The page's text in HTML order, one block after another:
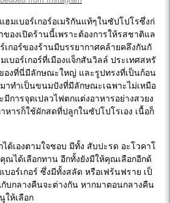
มเบอร์เกอร์อเมริกันแท้ๆในซัปโปโรซึ่งก่
ของเปิดร้านนี้เพราะต้องการให้รสชาติแล
เกอร์ของร้านมีบรรยากาศคล้ายคลึงกันกั
เบอร์เกอร์ที่เมืองแจ็กสันวิลล์ ประเทศสหรั
ของที่นี่มีลักษณะใหญ่ และรูปทรงที่เป็นก้อน
าทำเป็นขนมปังที่มีลักษณะเฉพาะไม่เหมือ
การจุดเปลวไฟตกแต่งอาหารอย่างสวยง
หารก็ใช้ผักสดที่ปลูกในซัปโปโรเอง เนื้อก็
ด้เองตามใจชอบ มีทั้ง สับปะรด อะโวคาโ
ณได้เลือกทาน อีกทั้งยังมีให้คุณเลือกอีกด้
บอร์เกอร์ ซึ่งมีทั้งสลัด หรือเฟร้นฟราย เป็
บกลางคืนจะต่างกัน หากมาตอนกลางคืน
ให้เลือก